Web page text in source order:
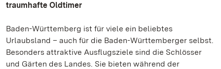
traumhafte Oldtimer
Baden-Württemberg ist für viele ein beliebtes
Urlaubsland – auch für die Baden-Württemberger selbst.
Besonders attraktive Ausflugsziele sind die Schlösser
und Gärten des Landes. Sie bieten während der